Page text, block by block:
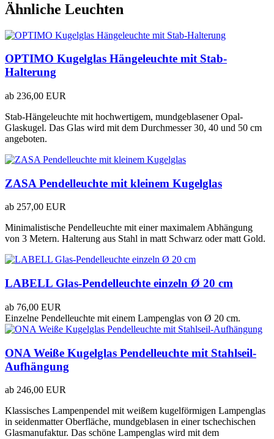
Ähnliche Leuchten
OPTIMO Kugelglas Hängeleuchte mit Stab-
Halterung
ab 236,00 EUR
Stab-Hängeleuchte mit hochwertigem, mundgeblasener Opal-
Glaskugel. Das Glas wird mit dem Durchmesser 30, 40 und 50 cm
angeboten.
ZASA Pendelleuchte mit kleinem Kugelglas
ab 257,00 EUR
Minimalistische Pendelleuchte mit einer maximalem Abhängung
von 3 Metern. Halterung aus Stahl in matt Schwarz oder matt Gold.
LABELL Glas-Pendelleuchte einzeln Ø 20 cm
ab 76,00 EUR
Einzelne Pendelleuchte mit einem Lampenglas von Ø 20 cm.
ONA Weiße Kugelglas Pendelleuchte mit Stahlseil-
Aufhängung
ab 246,00 EUR
Klassisches Lampenpendel mit weißem kugelförmigen Lampenglas
in seidenmatter Oberfläche, mundgeblasen in einer tschechischen
Glasmanufaktur. Das schöne Lampenglas wird mit dem